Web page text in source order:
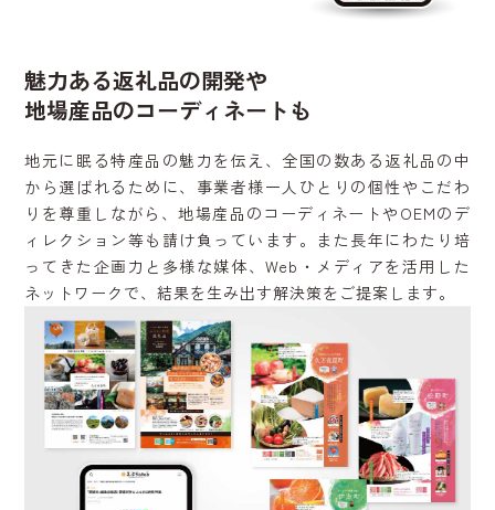
魅力ある返礼品の開発や
地場産品のコーディネートも
地元に眠る特産品の魅力を伝え、全国の数ある返礼品の中
から選ばれるために、事業者様一人ひとりの個性やこだわ
りを尊重しながら、地場産品のコーディネートやOEMのデ
ィレクション等も請け負っています。また長年にわたり培
ってきた企画力と多様な媒体、Web・メディアを活用した
ネットワークで、結果を生み出す解決策をご提案します。